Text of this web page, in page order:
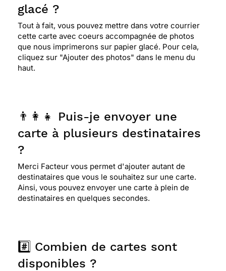
glacé ?
Tout à fait, vous pouvez mettre dans votre courrier
cette carte avec coeurs accompagnée de photos
que nous imprimerons sur papier glacé. Pour cela,
cliquez sur "Ajouter des photos" dans le menu du
haut.
👨‍👩‍👧 Puis-je envoyer une
carte à plusieurs destinataires
?
Merci Facteur vous permet d'ajouter autant de
destinataires que vous le souhaitez sur une carte.
Ainsi, vous pouvez envoyer une carte à plein de
destinataires en quelques secondes.
#️⃣ Combien de cartes sont
disponibles ?